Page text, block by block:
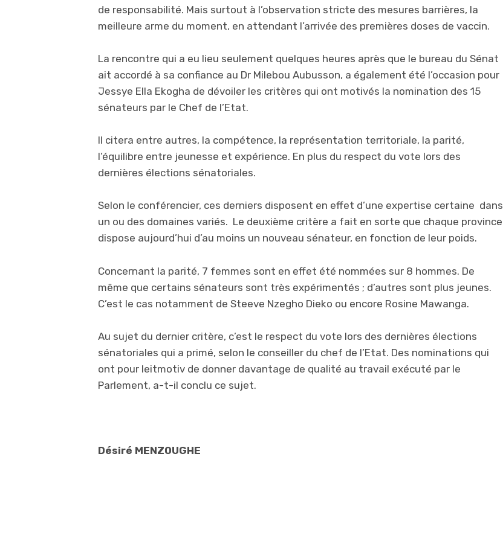
de responsabilité. Mais surtout à l’observation stricte des mesures barrières, la
meilleure arme du moment, en attendant l’arrivée des premières doses de vaccin.
La rencontre qui a eu lieu seulement quelques heures après que le bureau du Sénat
ait accordé à sa confiance au Dr Milebou Aubusson, a également été l’occasion pour
Jessye Ella Ekogha de dévoiler les critères qui ont motivés la nomination des 15
sénateurs par le Chef de l’Etat.
Il citera entre autres, la compétence, la représentation territoriale, la parité,
l’équilibre entre jeunesse et expérience. En plus du respect du vote lors des
dernières élections sénatoriales.
Selon le conférencier, ces derniers disposent en effet d’une expertise certaine dans
un ou des domaines variés. Le deuxième critère a fait en sorte que chaque province
dispose aujourd’hui d’au moins un nouveau sénateur, en fonction de leur poids.
Concernant la parité, 7 femmes sont en effet été nommées sur 8 hommes. De
même que certains sénateurs sont très expérimentés ; d’autres sont plus jeunes.
C’est le cas notamment de Steeve Nzegho Dieko ou encore Rosine Mawanga.
Au sujet du dernier critère, c’est le respect du vote lors des dernières élections
sénatoriales qui a primé, selon le conseiller du chef de l’Etat. Des nominations qui
ont pour leitmotiv de donner davantage de qualité au travail exécuté par le
Parlement, a-t-il conclu ce sujet.
Désiré MENZOUGHE